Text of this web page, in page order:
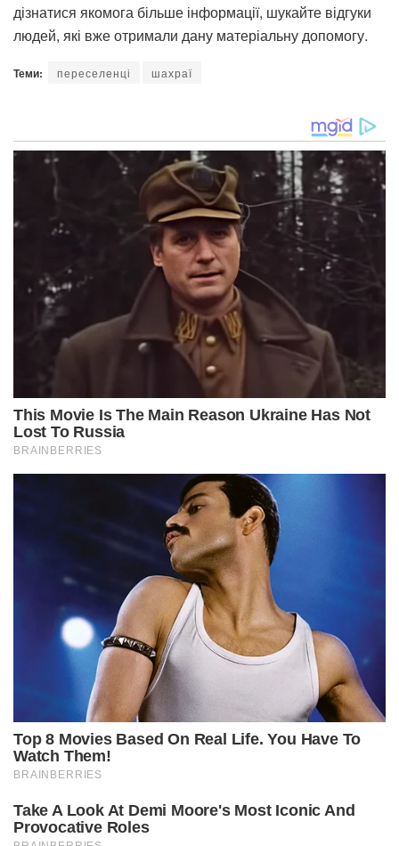
дізнатися якомога більше інформації, шукайте відгуки
людей, які вже отримали дану матеріальну допомогу.
Теми: переселенці шахраї